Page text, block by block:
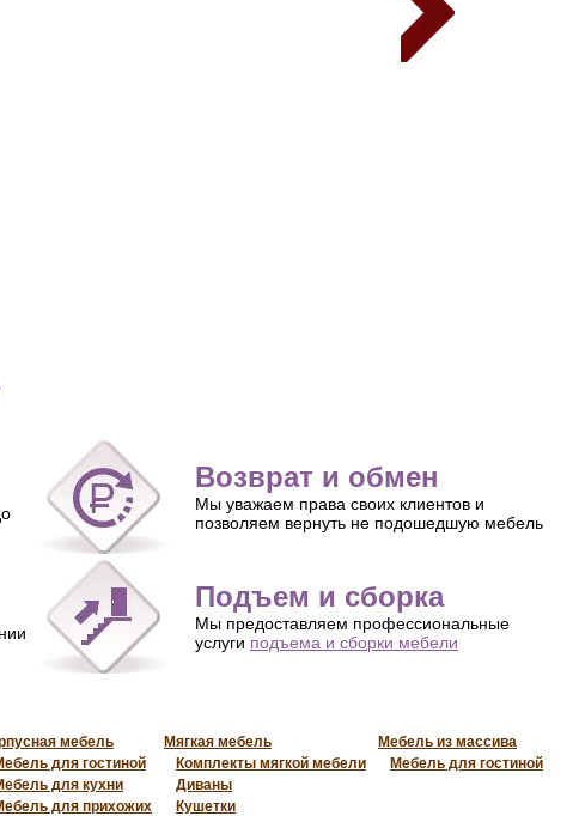
Возврат и обмен
Мы уважаем права своих клиентов и
позволяем вернуть не подошедшую мебель
Подъем и сборка
Мы предоставляем профессиональные
услуги подъема и сборки мебели
мебель
для гостиной
для кухни
для прихожих
Мягкая мебель
Комплекты мягкой мебели
Диваны
Кушетки
Мебель из массива
Мебель для гостиной